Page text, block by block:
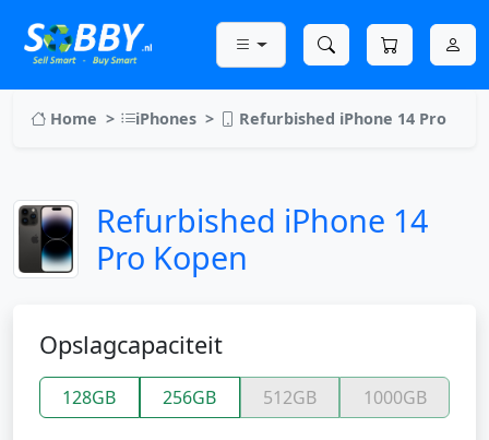
Home iPhones Refurbished iPhone 14 Pro
Refurbished iPhone 14
Pro Kopen
Opslagcapaciteit
128GB 256GB 512GB 1000GB